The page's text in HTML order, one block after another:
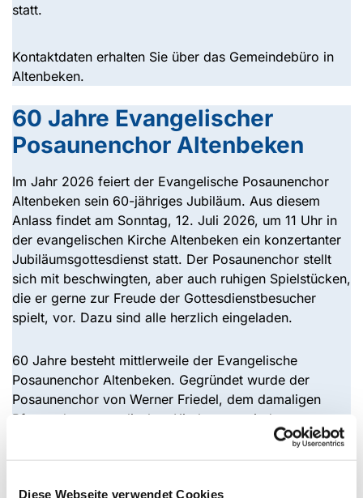
Diese Webseite verwendet Cookies
statt.
Kontaktdaten erhalten Sie über das Gemeindebüro in
Altenbeken.
60 Jahre Evangelischer
Posaunenchor Altenbeken
Im Jahr 2026 feiert der Evangelische Posaunenchor
Altenbeken sein 60-jähriges Jubiläum. Aus diesem
Anlass findet am Sonntag, 12. Juli 2026, um 11 Uhr in
der evangelischen Kirche Altenbeken ein konzertanter
Jubiläumsgottesdienst statt. Der Posaunenchor stellt
sich mit beschwingten, aber auch ruhigen Spielstücken,
die er gerne zur Freude der Gottesdienstbesucher
spielt, vor. Dazu sind alle herzlich eingeladen.
60 Jahre besteht mittlerweile der Evangelische
Posaunenchor Altenbeken. Gegründet wurde der
Posaunenchor von Werner Friedel, dem damaligen
Pfarrer der evangelischen Kirchengemeinde
Altenbeken. Seit 1992 leitet Gunter Kullmer den
Posaunenchor. Unter der Leitung von Gunter